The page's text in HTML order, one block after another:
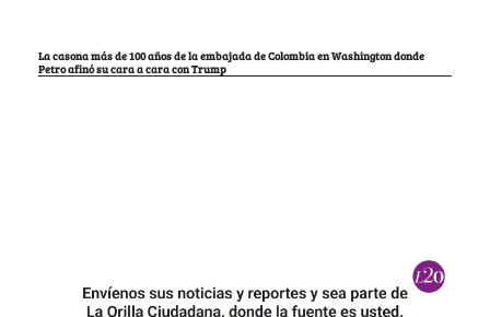
La casona más de 100 años de la embajada de Colombia en Washington donde
Petro afinó su cara a cara con Trump